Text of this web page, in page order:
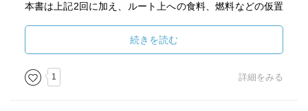
本書は上記2回に加え、ルート上への食料、燃料などの仮置
はカヤックを使っての工程で、巨大なセイウチに襲われる
事態に巻き込まれるのですが、それは普通の人間だった
ら、その時点で計画を中断しても当然なぐらいのインパク
トです。このような描写ももちろん本書の魅力ではあるの
続きを読む
1 詳細をみる